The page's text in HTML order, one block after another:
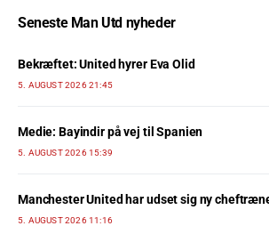
Seneste Man Utd nyheder
Bekræftet: United hyrer Eva Olid
5. AUGUST 2026 21:45
Medie: Bayindir på vej til Spanien
5. AUGUST 2026 15:39
Manchester United har udset sig ny
5. AUGUST 2026 11:16